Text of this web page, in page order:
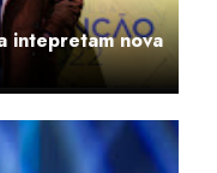
intepretam nova